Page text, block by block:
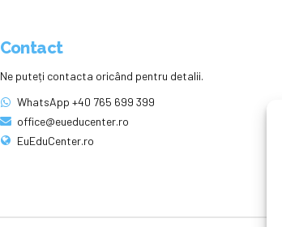
Contact
Ne puteți contacta oricând pentru detalii.
WhatsApp +40 765 699 399
office@eueducenter.ro
EuEduCenter.ro